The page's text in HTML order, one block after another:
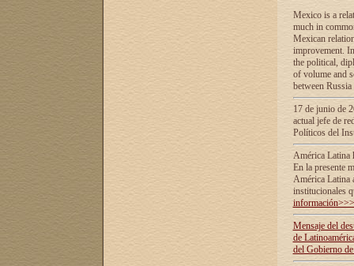
Mexico is a
much in
Mexican
improvement.
the political,
of volume and
between
17 de junio de
actual jefe de
Políticos del
América Latina
En la presente
América Latina
institucionales
información>>>
Mensaje del
de
del Gobierno